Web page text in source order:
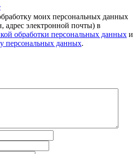
моих персональных данных
адрес электронной почты) в
обработки персональных данных и
персональных данных.